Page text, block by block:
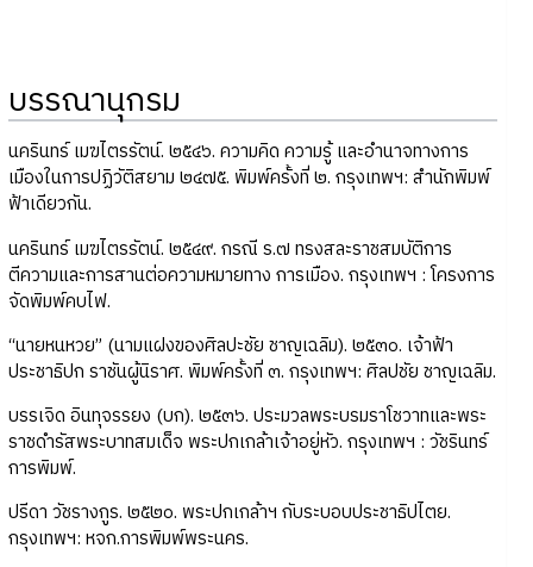
บรรณานุกรม
นครินทร์ เมฆไตรรัตน์. ๒๕๔๖. ความคิด ความรู้ และอำนาจทางการ
เมืองในการปฏิวัติสยาม ๒๔๗๕. พิมพ์ครั้งที่ ๒. กรุงเทพฯ: สำนักพิมพ์
ฟ้าเดียวกัน.
นครินทร์ เมฆไตรรัตน์. ๒๕๔๙. กรณี ร.๗ ทรงสละราชสมบัติการ
ตีความและการสานต่อความหมายทาง การเมือง. กรุงเทพฯ : โครงการ
จัดพิมพ์คบไฟ.
“นายหนหวย” (นามแฝงของศิลปะชัย ชาญเฉลิม). ๒๕๓๐. เจ้าฟ้า
ประชาธิปก ราชันผู้นิราศ. พิมพ์ครั้งที่ ๓. กรุงเทพฯ: ศิลปชัย ชาญเฉลิม.
บรรเจิด อินทุจรรยง (บก). ๒๕๓๖. ประมวลพระบรมราโชวาทและพระ
ราชดำรัสพระบาทสมเด็จ พระปกเกล้าเจ้าอยู่หัว. กรุงเทพฯ : วัชรินทร์
การพิมพ์.
ปรีดา วัชรางกูร. ๒๕๒๐. พระปกเกล้าฯ กับระบอบประชาธิปไตย.
กรุงเทพฯ: หจก.การพิมพ์พระนคร.